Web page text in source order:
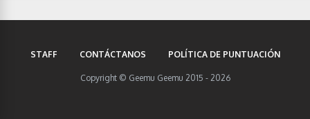
STAFF CONTÁCTANOS POLÍTICA DE PUNTUACIÓN
Copyright © Geemu Geemu 2015 - 2026